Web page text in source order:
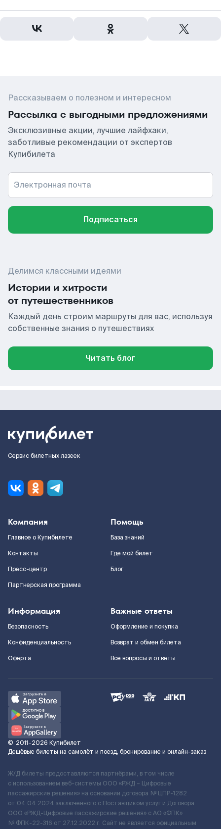
Рассказываем о полезном и интересном
Рассылка с выгодными предложениями
Эксклюзивные акции, лучшие лайфхаки,
заботливые рекомендации от экспертов
Купибилета
Электронная почта
Подписаться
Делимся классными идеями
Истории и хитрости
от путешественников
Каждый день строим маршруты для вас, используя
собственные знания о путешествиях
Читать блог
Сервис билетных лазеек
Компания
Главное о Купибилете
Контакты
Пресс-центр
Партнерская программа
Помощь
База знаний
Где мой билет
Блог
Информация
Безопасность
Конфиденциальность
Оферта
Важные ответы
Оформление и покупка
Возврат и обмен билета
Все вопросы и ответы
© 2011–2026 Купибилет
Дешёвые билеты на самолёт и поезд, бронирование и онлайн-заказ
Ж/Д билеты предоставляются партнёрами, в том числе
с использованием веб-системы ООО «РЖД – Цифровые
пассажирские решения» на основании договора № ЦПР-1282
от 04.04.2024 заключенного с Поставщиком услуг и Договора
ООО «РЖД-Цифровые пассажирские решения» c АО «ФПК»
№ ФПК-22-316 от 27.12.2022 г. Сайт не является официальным